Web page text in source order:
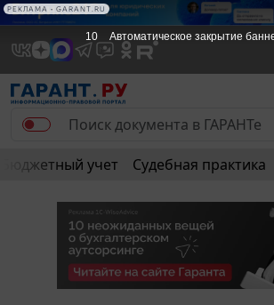
Бюджетный учет Судебная практика
10 Автоматическое закрытие
РЕКЛАМА • GARANT.RU